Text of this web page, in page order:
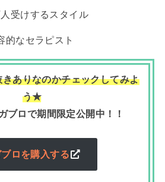
受けするスタイル
的なセラピスト
ありなのかチェックしてみよ
う★
ブロで期間限定公開中！！
ロを購入する